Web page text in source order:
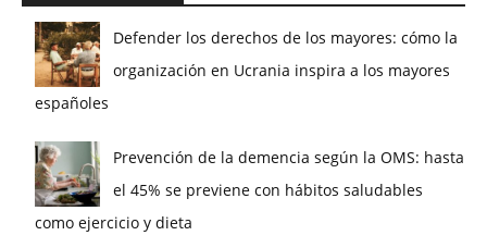
Defender los derechos de los mayores: cómo la
organización en Ucrania inspira a los mayores
españoles
Prevención de la demencia según la OMS: hasta
el 45% se previene con hábitos saludables
como ejercicio y dieta